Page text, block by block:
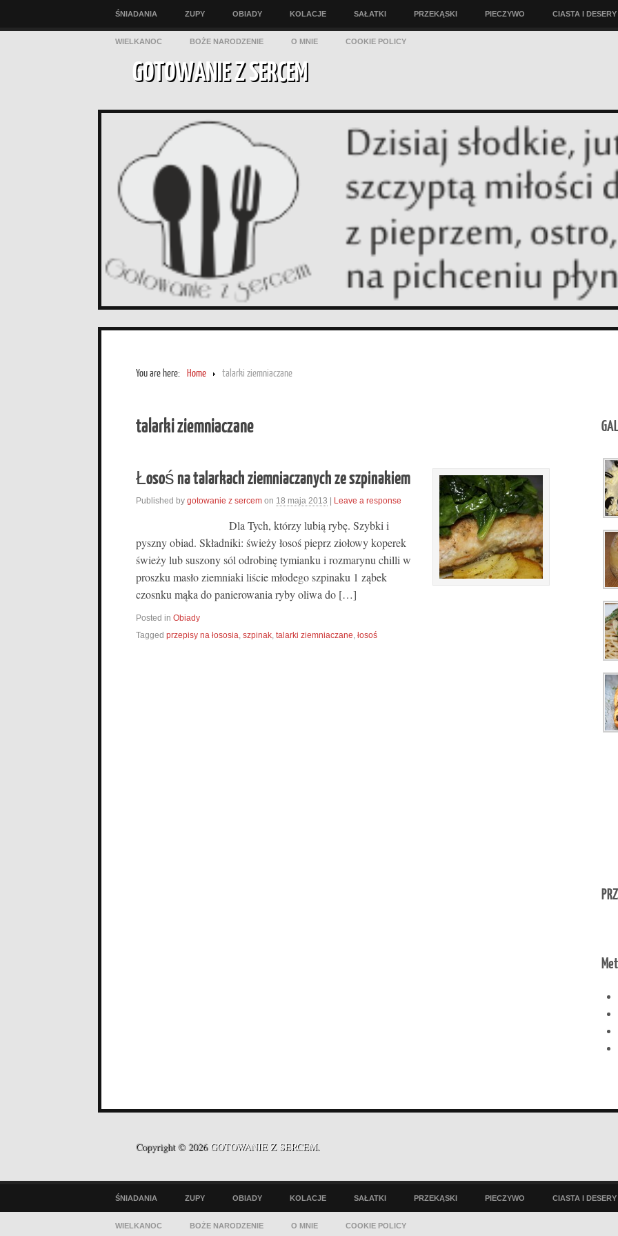
ŚNIADANIA ZUPY OBIADY KOLACJE SAŁATKI PRZEKĄSKI PIECZYWO CIASTA I DESERY
WIELKANOC BOŻE NARODZENIE O MNIE COOKIE POLICY
GOTOWANIE Z SERCEM
You are here: Home talarki ziemniaczane
talarki ziemniaczane
Łosoś na talarkach ziemniaczanych ze szpinakiem
Published by gotowanie z sercem on 18 maja 2013 | Leave a response
Dla Tych, którzy lubią rybę. Szybki i
pyszny obiad. Składniki: świeży łosoś pieprz ziołowy koperek
świeży lub suszony sól odrobinę tymianku i rozmarynu chilli w
proszku masło ziemniaki liście młodego szpinaku 1 ząbek
czosnku mąka do panierowania ryby oliwa do […]
Posted in Obiady
Tagged przepisy na łososia szpinak talarki ziemniaczane łosoś
Copyright © 2026 GOTOWANIE Z SERCEM.
ŚNIADANIA ZUPY OBIADY KOLACJE SAŁATKI PRZEKĄSKI PIECZYWO CIASTA I DESERY
WIELKANOC BOŻE NARODZENIE O MNIE COOKIE POLICY